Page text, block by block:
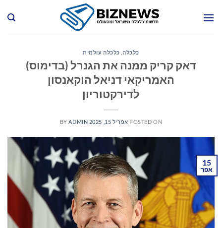
כלכלה, כלכלה עולמית
דאק קריק ממנה את הגנרל (בדימוס)
האמריקאי דניאל הוקאנסון
לדירקטוריון
POSTED ON אפריל 15, 2025 BY ADMIN
15
אפר